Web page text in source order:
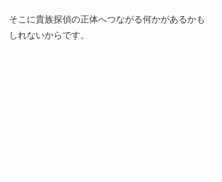
そこに貴族探偵の正体へつながる何かがあるかも
しれないからです。